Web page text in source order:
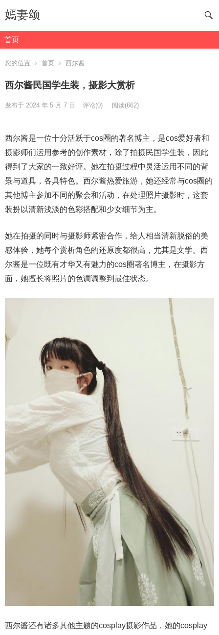
嫣妻颂
首页
您的位置 首页 西尔酱
西尔酱民国学生装，摄影大赏析
发布于 2024 年 5 月 7 日 评论(0) 阅读(662)
西尔酱是一位十分活跃于cos圈的著名博主，是cos爱好者和
摄影师们运用参考的创作素材，除了拍摄民国学生装，因此
得到了大家的一致好评。她在拍摄过程中灵活运用不同的背
景与道具，各具特色。西尔酱热爱旅游，她还经常与cos圈的
其他博主参加不同的聚会和活动，在处理照片摄影时，这套
装扮以清新浅淡的色彩搭配和少女细节为主。
她在拍摄的同时与摄影师紧密合作，给人相当清新脱俗的美
感体验，她每个赏析角色的还原度都很高，尤其是文学。西
尔酱是一位既有才华又有魅力的cos圈著名博主，在摄影方
面，她擅长将照片的色调调整到最佳状态。
西尔酱还有诸多其他主题的cosplay摄影作品，她的cosplay